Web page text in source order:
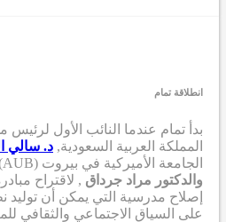
انطلاقة تمام
بدأ تمام عندما النائب الأول لرئيس
المملكة العربية السعودية, د. سالي
الجامعة الأميركية في بيروت (AUB),
والدكتور مراد جرداق , لاقتراح
إصلاح مدرسية التي يمكن أن توليد
على السياق الاجتماعي والثقافي